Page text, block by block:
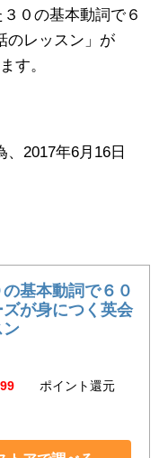
０の基本動詞で６
のレッスン」が
す。
2017年6月16日
基本動詞で６０
ズが身につく英会
ン
ポイント還元